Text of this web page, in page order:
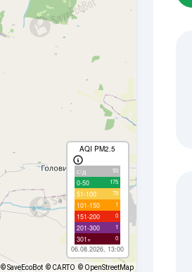
AQI PM2.5
с/д 93
0-50 175
51-100 79
101-150 1
151-200 0
201-300 1
301+ 0
06.08.2026, 13:00
© SaveEcoBot © CARTO © OpenStreetMap